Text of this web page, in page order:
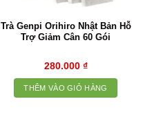
Trà Genpi Orihiro Nhật Bản Hỗ
Trợ Giảm Cân 60 Gói
280.000 ₫
THÊM VÀO GIỎ HÀNG